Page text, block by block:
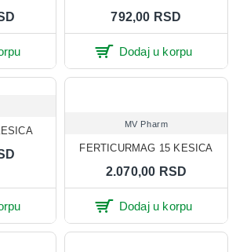
792,00 RSD
Dodaj u korpu
MV Pharm
FERTICURMAG 15 KESICA
2.070,00 RSD
Dodaj u korpu